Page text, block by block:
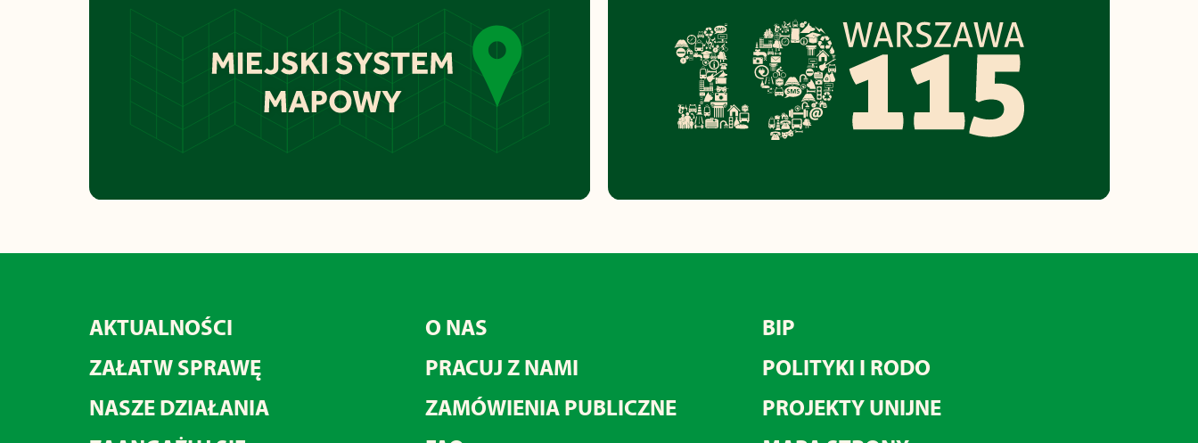
AKTUALNOŚCI
ZAŁATW SPRAWĘ
NASZE DZIAŁANIA
O NAS
PRACUJ Z NAMI
ZAMÓWIENIA PUBLICZNE
BIP
POLITYKI I RODO
PROJEKTY UNIJNE